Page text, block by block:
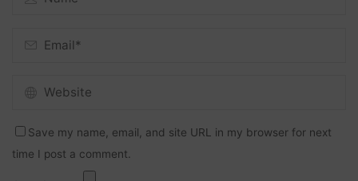
Save my name, email, and site URL in my browser for next
time I post a comment.